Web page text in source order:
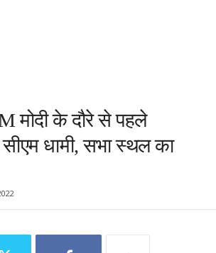
मोदी के दौरे से पहले
धामी, सभा स्थल का